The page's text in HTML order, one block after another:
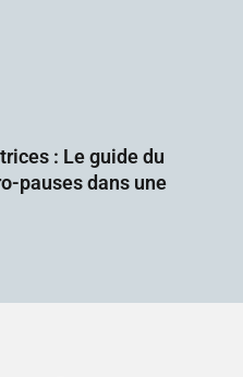
: Le guide du
pauses dans une